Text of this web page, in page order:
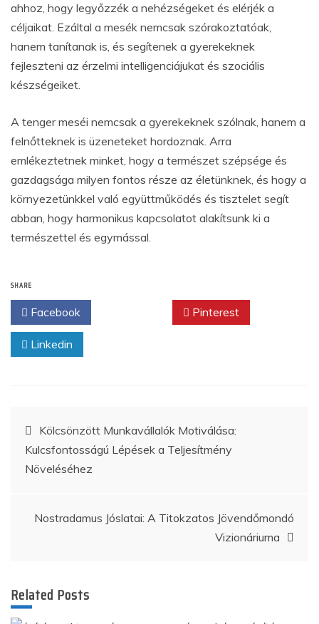
ahhoz, hogy legyőzzék a nehézségeket és elérjék a
céljaikat. Ezáltal a mesék nemcsak szórakoztatóak,
hanem tanítanak is, és segítenek a gyerekeknek
fejleszteni az érzelmi intelligenciájukat és szociális
készségeiket.
A tenger meséi nemcsak a gyerekeknek szólnak, hanem a
felnőtteknek is üzeneteket hordoznak. Arra
emlékeztetnek minket, hogy a természet szépsége és
gazdagsága milyen fontos része az életünknek, és hogy a
környezetünkkel való együttműködés és tisztelet segít
abban, hogy harmonikus kapcsolatot alakítsunk ki a
természettel és egymással.
SHARE
Facebook Pinterest
Linkedin
Bejegyzés
navigáció
Kölcsönzött Munkavállalók Motiválása:
Kulcsfontosságú Lépések a Teljesítmény
Növeléséhez
Nostradamus Jóslatai: A Titokzatos Jövendőmondó
Vizionáriuma
Related Posts